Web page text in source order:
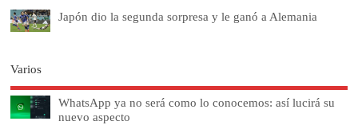
Japón dio la segunda sorpresa y le ganó a Alemania
Varios
WhatsApp ya no será como lo conocemos: así lucirá su
nuevo aspecto